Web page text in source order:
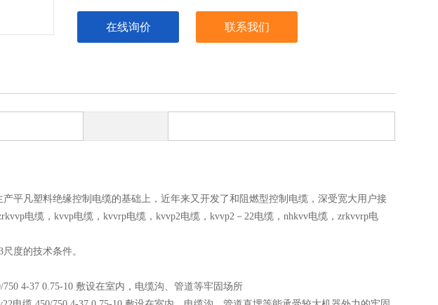
在线询价 联系我们
平凡塑料绝缘控制电缆的基础上，近年来又开发了和阻燃型控制电缆，深受宽大用户接
电缆，kvvp电缆，kvvrp电缆，kvvp2电缆，kvvp2－22电缆，nhkvv电缆，zrkvvrp电
度的技术条件。
4-37 0.75-10 敷设在室内，电缆沟、管道等牢固场所